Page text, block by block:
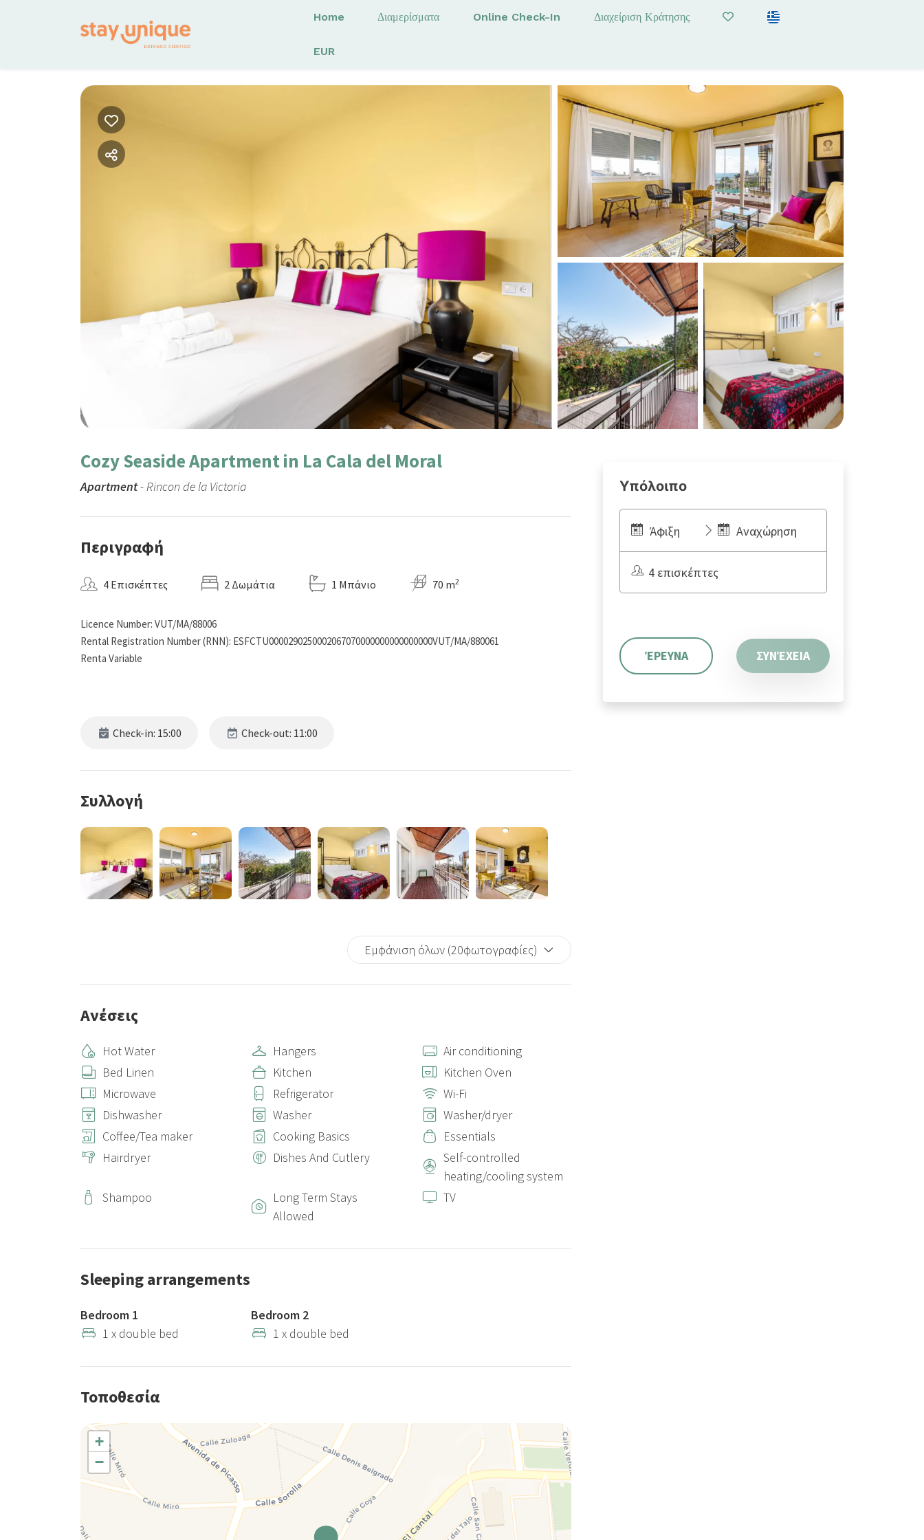
Home Διαμερίσματα Online Check-In Διαχείριση Κράτησης
EUR
Cozy Seaside Apartment in La Cala del Moral
Apartment- Rincon de la Victoria
Περιγραφή
4 Επισκέπτες 2 Δωμάτια 1 Μπάνιο 70 m2
Licence Number: VUT/MA/88006
Rental Registration Number (RNN): ESFCTU0000290250002067070000000000000000VUT/MA/880061
Renta Variable
Check-in: 15:00 Check-out: 11:00
Συλλογή
Εμφάνιση όλων (20φωτογραφίες)
Ανέσεις
Hot Water Hangers
Air conditioning
Bed Linen
Kitchen
Kitchen Oven
Microwave
Refrigerator
Wi-Fi
Dishwasher
Washer
Washer/dryer
Coffee/Tea maker
Cooking Basics
Essentials
Hairdryer
Dishes And Cutlery
Self-controlled
heating/cooling system
Shampoo
Long Term Stays
Allowed
TV
Sleeping arrangements
Bedroom 1
1 x double bed
Bedroom 2
1 x double bed
Τοποθεσία
+
−
Υπόλοιπο
Άφιξη Αναχώρηση
4 επισκέπτες
ΈΡΕΥΝΑ ΣΥΝΈΧΕΙΑ